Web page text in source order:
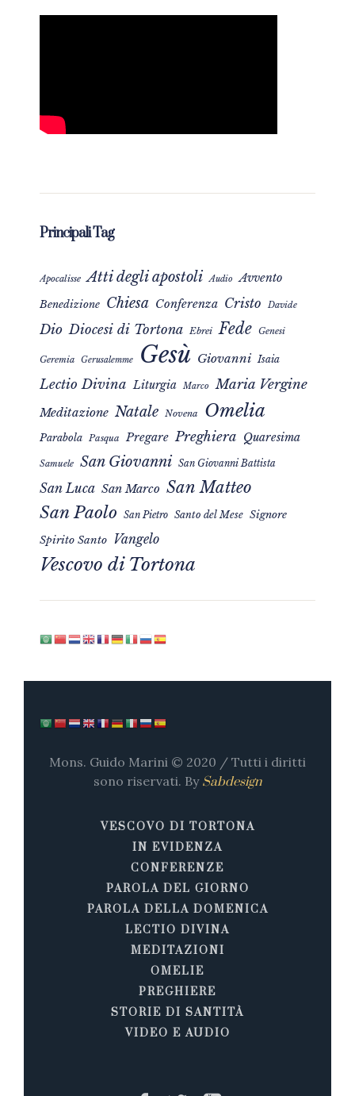
Principali Tag
Apocalisse Atti degli apostoli Audio Avvento
Benedizione Chiesa Conferenza Cristo Davide
Dio Diocesi di Tortona Ebrei Fede Genesi
Geremia Gerusalemme Gesù Giovanni Isaia
Lectio Divina Liturgia Marco Maria Vergine
Meditazione Natale Novena Omelia
Parabola Pasqua Pregare Preghiera Quaresima
Samuele San Giovanni San Giovanni Battista
San Luca San Marco San Matteo
San Paolo San Pietro Santo del Mese Signore
Spirito Santo Vangelo
Vescovo di Tortona
Mons. Guido Marini © 2020 / Tutti i diritti
sono riservati. By Sabdesign
VESCOVO DI TORTONA
IN EVIDENZA
CONFERENZE
PAROLA DEL GIORNO
PAROLA DELLA DOMENICA
LECTIO DIVINA
MEDITAZIONI
OMELIE
PREGHIERE
STORIE DI SANTITÀ
VIDEO E AUDIO